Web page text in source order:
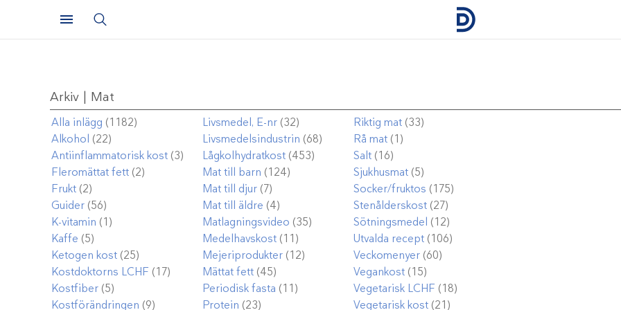
Arkiv | Mat
Alla inlägg (1182) Livsmedel, E-nr (32) Riktig mat (33)
Alkohol (22) Livsmedelsindustrin (68) Rå mat (1)
Antiinflammatorisk kost (3) Lågkolhydratkost (453) Salt (16)
Fleromättat fett (2) Mat till barn (124) Sjukhusmat (5)
Frukt (2) Mat till djur (7) Socker/fruktos (175)
Guider (56) Mat till äldre (4) Stenålderskost (27)
K-vitamin (1) Matlagningsvideo (35) Sötningsmedel (12)
Kaffe (5) Medelhavskost (11) Utvalda recept (106)
Ketogen kost (25) Mejeriprodukter (12) Veckomenyer (60)
Kostdoktorns LCHF (17) Mättat fett (45) Vegankost (15)
Kostfiber (5) Periodisk fasta (11) Vegetarisk LCHF (18)
Kostförändringen (9) Protein (23) Vegetarisk kost (21)